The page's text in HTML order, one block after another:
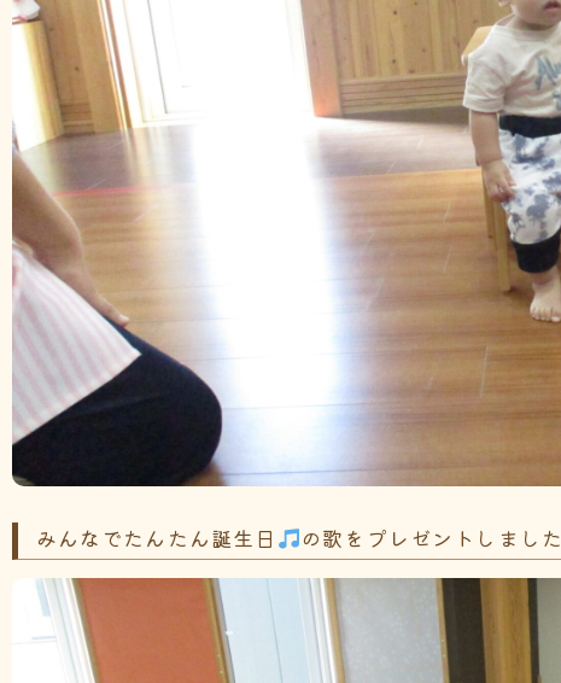
みんなでたんたん誕生日 の歌をプレゼントしました